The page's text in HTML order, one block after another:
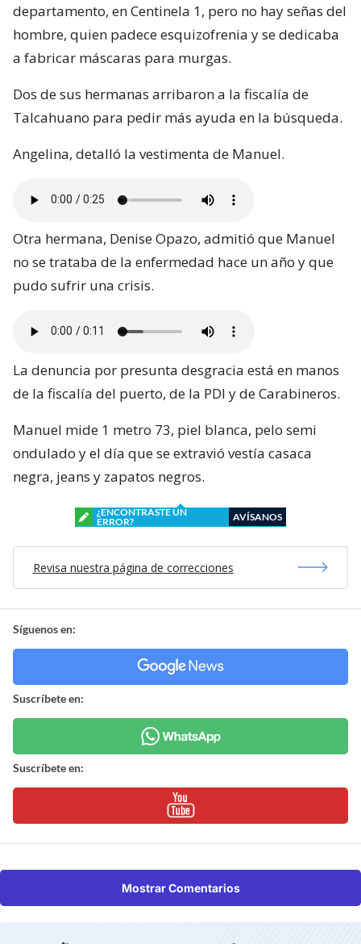
departamento, en Centinela 1, pero no hay señas del
hombre, quien padece esquizofrenia y se dedicaba
a fabricar máscaras para murgas.
Dos de sus hermanas arribaron a la fiscalía de
Talcahuano para pedir más ayuda en la búsqueda.
Angelina, detalló la vestimenta de Manuel.
Otra hermana, Denise Opazo, admitió que Manuel
no se trataba de la enfermedad hace un año y que
pudo sufrir una crisis.
La denuncia por presunta desgracia está en manos
de la fiscalía del puerto, de la PDI y de Carabineros.
Manuel mide 1 metro 73, piel blanca, pelo semi
ondulado y el día que se extravió vestía casaca
negra, jeans y zapatos negros.
¿ENCONTRASTE UN
ERROR?
AVÍSANOS
Revisa nuestra página de correcciones
Síguenos en:
Suscríbete en:
Suscríbete en:
Mostrar Comentarios